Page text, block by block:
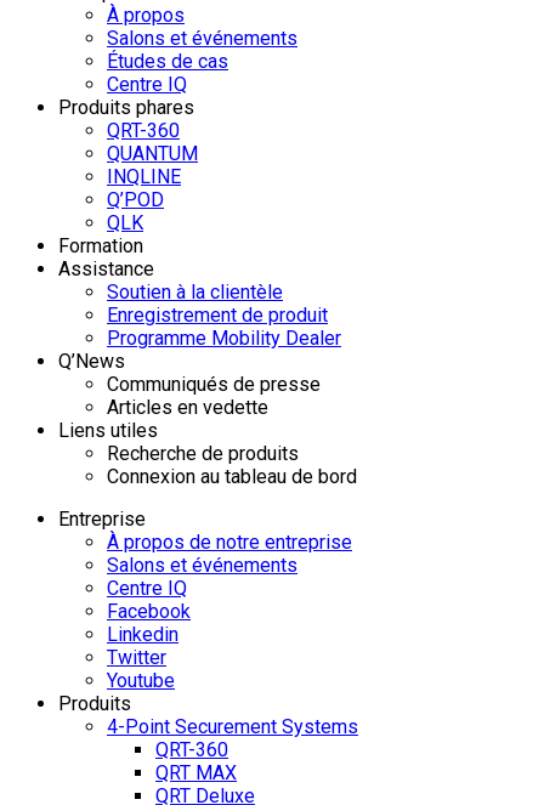
À propos
Salons et événements
Études de cas
Centre IQ
Produits phares
QRT-360
QUANTUM
INQLINE
Q’POD
QLK
Formation
Assistance
Soutien à la clientèle
Enregistrement de produit
Programme Mobility Dealer
Q’News
Communiqués de presse
Articles en vedette
Liens utiles
Recherche de produits
Connexion au tableau de bord
Entreprise
À propos de notre entreprise
Salons et événements
Centre IQ
Facebook
Linkedin
Twitter
Youtube
Produits
4-Point Securement Systems
QRT-360
QRT MAX
QRT Deluxe